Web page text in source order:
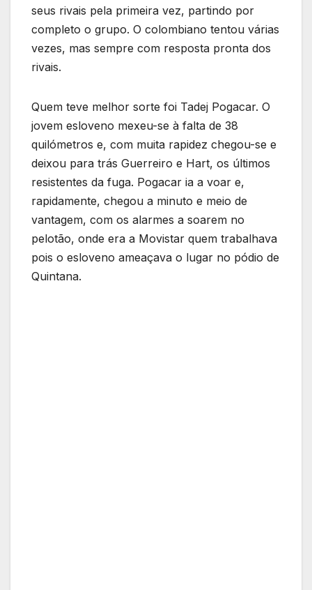
seus rivais pela primeira vez, partindo por
completo o grupo. O colombiano tentou várias
vezes, mas sempre com resposta pronta dos
rivais.
Quem teve melhor sorte foi Tadej Pogacar. O
jovem esloveno mexeu-se à falta de 38
quilómetros e, com muita rapidez chegou-se e
deixou para trás Guerreiro e Hart, os últimos
resistentes da fuga. Pogacar ia a voar e,
rapidamente, chegou a minuto e meio de
vantagem, com os alarmes a soarem no
pelotão, onde era a Movistar quem trabalhava
pois o esloveno ameaçava o lugar no pódio de
Quintana.